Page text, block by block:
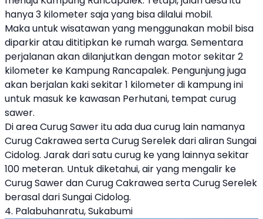
hanya 3 kilometer saja yang bisa dilalui mobil.
Maka untuk wisatawan yang menggunakan mobil bisa
diparkir atau dititipkan ke rumah warga. Sementara
perjalanan akan dilanjutkan dengan motor sekitar 2
kilometer ke Kampung Rancapalek. Pengunjung juga
akan berjalan kaki sekitar 1 kilometer di kampung ini
untuk masuk ke kawasan Perhutani, tempat curug
sawer.
Di area Curug Sawer itu ada dua curug lain namanya
Curug Cakrawea serta Curug Serelek dari aliran Sungai
Cidolog. Jarak dari satu curug ke yang lainnya sekitar
100 meteran. Untuk diketahui, air yang mengalir ke
Curug Sawer dan Curug Cakrawea serta Curug Serelek
berasal dari Sungai Cidolog.
4. Palabuhanratu, Sukabumi